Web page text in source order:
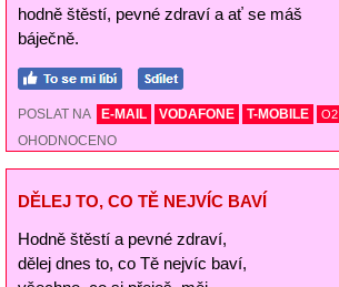
hodně štěstí, pevné zdraví a ať se máš
báječně.
POSLAT NA E-MAIL VODAFONE T-MOBILE O2
OHODNOCENO
DĚLEJ TO, CO TĚ NEJVÍC BAVÍ
Hodně štěstí a pevné zdraví,
dělej dnes to, co Tě nejvíc baví,